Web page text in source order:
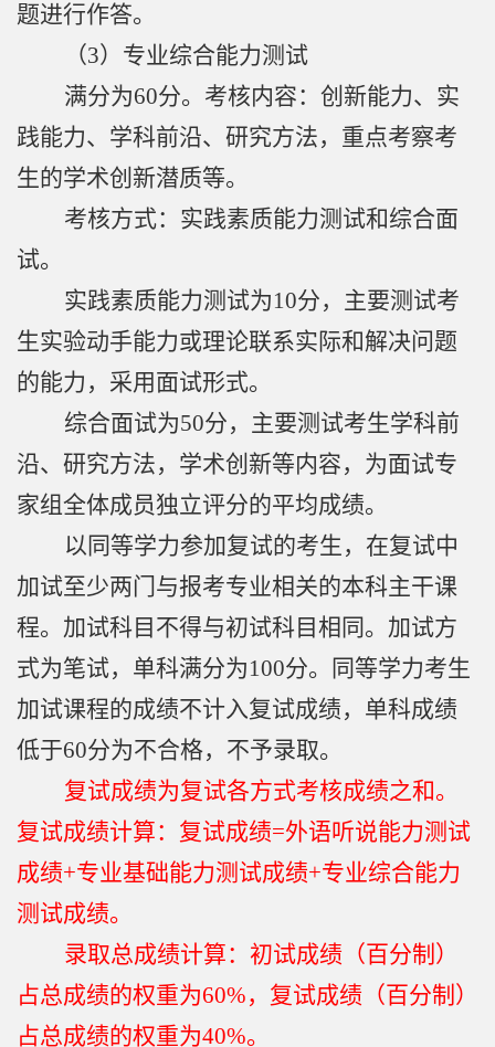
题进行作答。
（3）专业综合能力测试
满分为60分。考核内容：创新能力、实
践能力、学科前沿、研究方法，重点考察考
生的学术创新潜质等。
考核方式：实践素质能力测试和综合面
试。
实践素质能力测试为10分，主要测试考
生实验动手能力或理论联系实际和解决问题
的能力，采用面试形式。
综合面试为50分，主要测试考生学科前
沿、研究方法，学术创新等内容，为面试专
家组全体成员独立评分的平均成绩。
以同等学力参加复试的考生，在复试中
加试至少两门与报考专业相关的本科主干课
程。加试科目不得与初试科目相同。加试方
式为笔试，单科满分为100分。同等学力考生
加试课程的成绩不计入复试成绩，单科成绩
低于60分为不合格，不予录取。
复试成绩为复试各方式考核成绩之和。
复试成绩计算：复试成绩=外语听说能力测试
成绩+专业基础能力测试成绩+专业综合能力
测试成绩。
录取总成绩计算：初试成绩（百分制）
占总成绩的权重为60%，复试成绩（百分制）
占总成绩的权重为40%。